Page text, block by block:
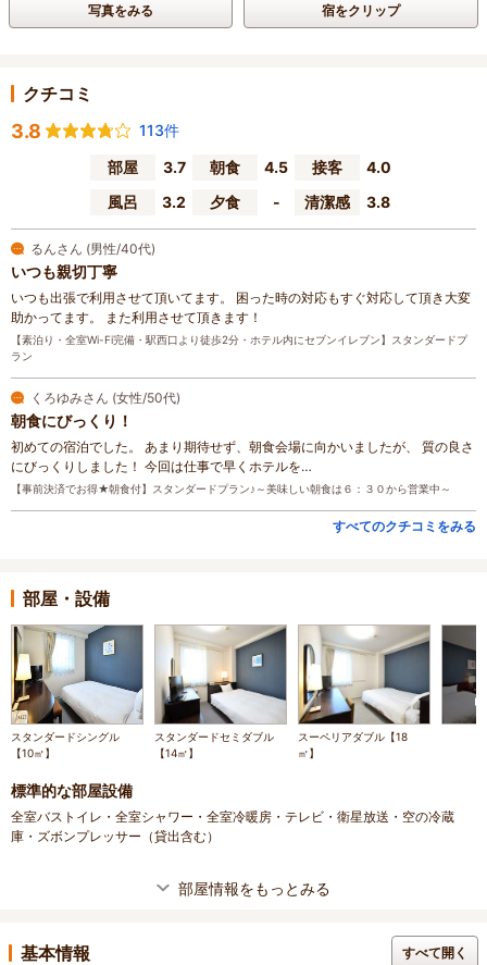
写真をみる 宿をクリップ
クチコミ
3.8
113件
部屋
3.7 朝食 4.5 接客
4.0
風呂
3.2 夕食 - 清潔感 3.8
るんさん (男性/40代)
いつも親切丁寧
いつも出張で利用させて頂いてます。 困った時の対応もすぐ対応して頂き大変
助かってます。 また利用させて頂きます！
【素泊り・全室Wi-Fi完備・駅西口より徒歩2分・ホテル内にセブンイレブン】スタンダードプ
ラン
くろゆみさん (女性/50代)
朝食にびっくり！
初めての宿泊でした。 あまり期待せず、朝食会場に向かいましたが、 質の良さ
にびっくりしました！ 今回は仕事で早くホテルを…
【事前決済でお得★朝食付】スタンダードプラン♪～美味しい朝食は６：３０から営業中～
すべてのクチコミをみる
部屋・設備
スタンダードシングル
【10㎡】
スタンダードセミダブル
【14㎡】
スーペリアダブル【18
㎡】
標準的な部屋設備
全室バストイレ・全室シャワー・全室冷暖房・テレビ・衛星放送・空の冷蔵
庫・ズボンプレッサー（貸出含む）
部屋情報をもっとみる
基本情報 すべて開く